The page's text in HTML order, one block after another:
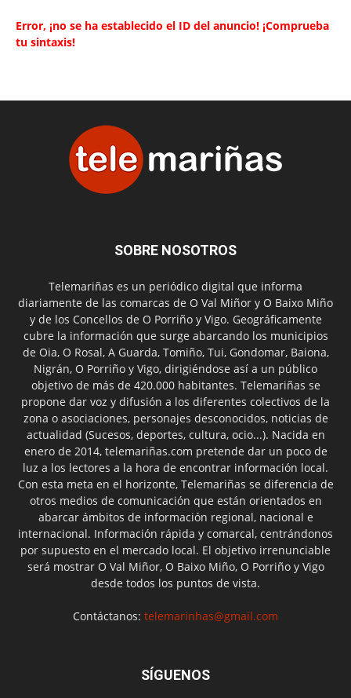
Error, ¡no se ha establecido el ID del anuncio! ¡Comprueba
tu sintaxis!
SOBRE NOSOTROS
Telemariñas es un periódico digital que informa
diariamente de las comarcas de O Val Miñor y O Baixo Miño
y de los Concellos de O Porriño y Vigo. Geográficamente
cubre la información que surge abarcando los municipios
de Oia, O Rosal, A Guarda, Tomiño, Tui, Gondomar, Baiona,
Nigrán, O Porriño y Vigo, dirigiéndose así a un público
objetivo de más de 420.000 habitantes. Telemariñas se
propone dar voz y difusión a los diferentes colectivos de la
zona o asociaciones, personajes desconocidos, noticias de
actualidad (Sucesos, deportes, cultura, ocio...). Nacida en
enero de 2014, telemariñas.com pretende dar un poco de
luz a los lectores a la hora de encontrar información local.
Con esta meta en el horizonte, Telemariñas se diferencia de
otros medios de comunicación que están orientados en
abarcar ámbitos de información regional, nacional e
internacional. Información rápida y comarcal, centrándonos
por supuesto en el mercado local. El objetivo irrenunciable
será mostrar O Val Miñor, O Baixo Miño, O Porriño y Vigo
desde todos los puntos de vista.
Contáctanos: telemarinhas@gmail.com
SÍGUENOS